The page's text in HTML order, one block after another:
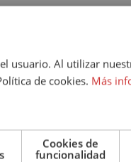
usuario. Al utilizar
de cookies. Más
Cookies de
funcionalidad